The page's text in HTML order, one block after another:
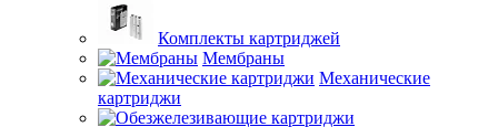
Комплекты картриджей
Мембраны
Механические
картриджи